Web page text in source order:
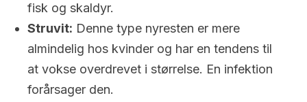
fisk og skaldyr.
Struvit: Denne type nyresten er mere
almindelig hos kvinder og har en tendens til
at vokse overdrevet i størrelse. En infektion
forårsager den.